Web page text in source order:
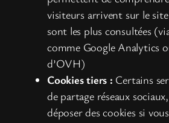
visiteurs arrivent sur le site
sont les plus consultées
comme Google Analytics
d’OVH)
Cookies tiers : Certains
de partage réseaux
déposer des cookies si